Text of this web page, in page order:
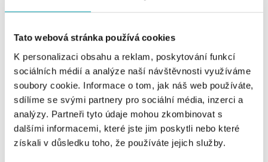
Tato webová stránka používá cookies
K personalizaci obsahu a reklam, poskytování funkcí
sociálních médií a analýze naší návštěvnosti využíváme
soubory cookie. Informace o tom, jak náš web používáte,
sdílíme se svými partnery pro sociální média, inzerci a
analýzy. Partneři tyto údaje mohou zkombinovat s
dalšími informacemi, které jste jim poskytli nebo které
získali v důsledku toho, že používáte jejich služby.